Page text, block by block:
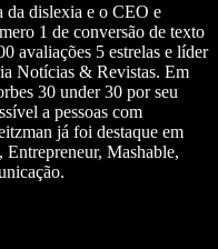
da dislexia e o CEO e
1 de conversão de texto
avaliações 5 estrelas e líder
Notícias & Revistas. Em
30 under 30 por seu
a pessoas com
já foi destaque em
Mashable,